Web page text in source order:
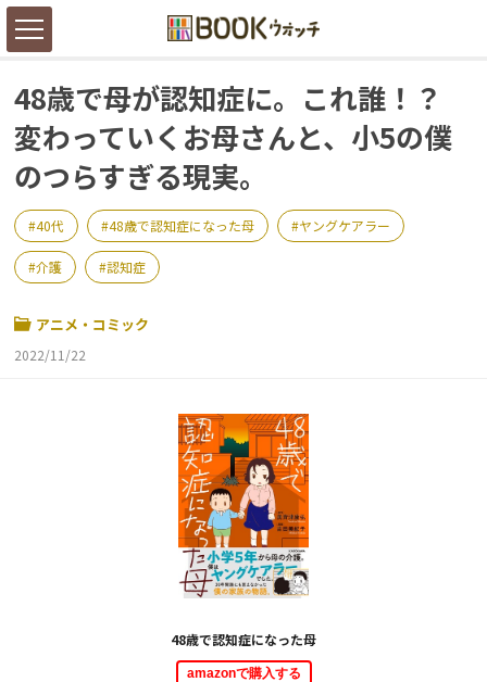
48歳で母が認知症に。これ誰！？
変わっていくお母さんと、小5の僕
のつらすぎる現実。
40代 48歳で認知症になった母 ヤングケアラー
介護 認知症
アニメ・コミック
2022/11/22
48歳で認知症になった母
amazonで購入する